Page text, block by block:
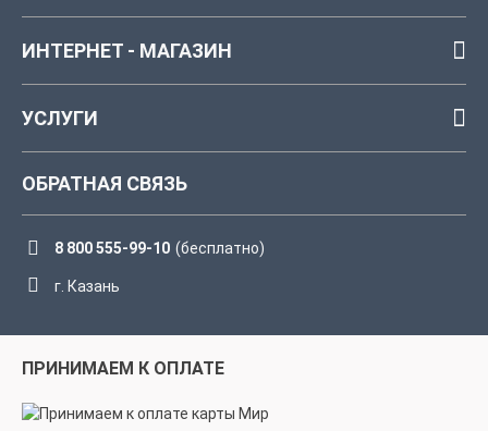
ИНТЕРНЕТ - МАГАЗИН
УСЛУГИ
ОБРАТНАЯ СВЯЗЬ
8 800 555-99-10 (бесплатно)
г. Казань
ПРИНИМАЕМ К ОПЛАТЕ